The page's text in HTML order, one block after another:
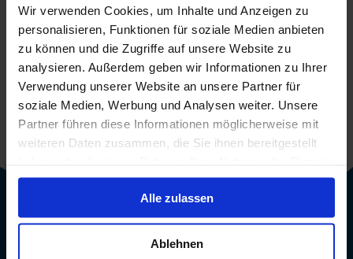
Wir verwenden Cookies, um Inhalte und Anzeigen zu
personalisieren, Funktionen für soziale Medien anbieten
zu können und die Zugriffe auf unsere Website zu
analysieren. Außerdem geben wir Informationen zu Ihrer
Verwendung unserer Website an unsere Partner für
soziale Medien, Werbung und Analysen weiter. Unsere
Partner führen diese Informationen möglicherweise mit
weiteren Daten zusammen, die Sie ihnen bereitgestellt
gesammelt haben.
Alle zulassen
Ablehnen
 WhatsApp
0800 / 7008822